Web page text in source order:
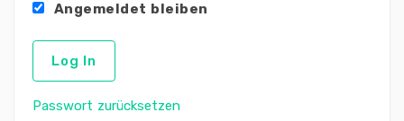
Angemeldet bleiben
Passwort zurücksetzen